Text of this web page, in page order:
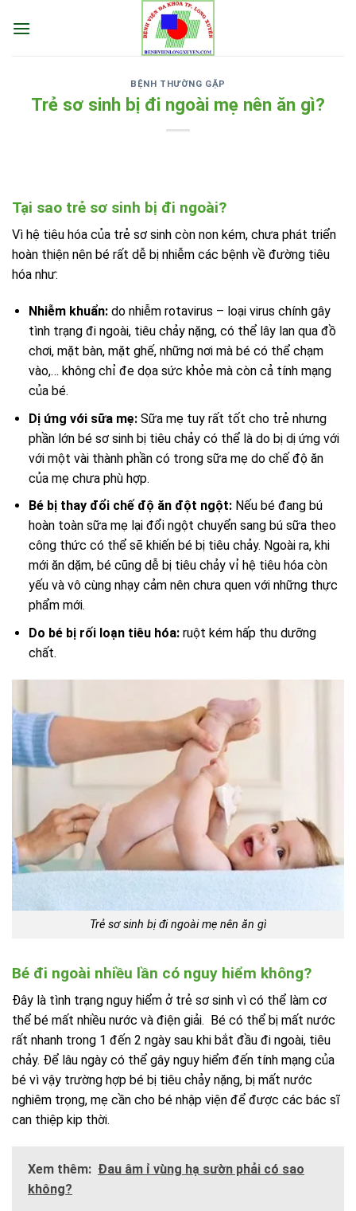
BỆNH THƯỜNG GẶP
Trẻ sơ sinh bị đi ngoài mẹ nên ăn gì?
Tại sao trẻ sơ sinh bị đi ngoài?
Vì hệ tiêu hóa của trẻ sơ sinh còn non kém, chưa phát triển
hoàn thiện nên bé rất dễ bị nhiễm các bệnh về đường tiêu
hóa như:
Nhiễm khuẩn:do nhiễm rotavirus – loại virus chính gây
tình trạng đi ngoài, tiêu chảy nặng, có thể lây lan qua đồ
chơi, mặt bàn, mặt ghế, những nơi mà bé có thể chạm
vào,… không chỉ đe dọa sức khỏe mà còn cả tính mạng
của bé.
Dị ứng với sữa mẹ:Sữa mẹ tuy rất tốt cho trẻ nhưng
phần lớn bé sơ sinh bị tiêu chảy có thể là do bị dị ứng với
với một vài thành phần có trong sữa mẹ do chế độ ăn
của mẹ chưa phù hợp.
Bé bị thay đổi chế độ ăn đột ngột:Nếu bé đang bú
hoàn toàn sữa mẹ lại đổi ngột chuyển sang bú sữa theo
công thức có thể sẽ khiến bé bị tiêu chảy. Ngoài ra, khi
mới ăn dặm, bé cũng dễ bị tiêu chảy vỉ hệ tiêu hóa còn
yếu và vô cùng nhạy cảm nên chưa quen với những thực
phẩm mới.
Do bé bị rối loạn tiêu hóa:ruột kém hấp thu dưỡng
chất.
Trẻ sơ sinh bị đi ngoài mẹ nên ăn gì
Bé đi ngoài nhiều lần có nguy hiểm không?
Đây là tình trạng nguy hiểm ở trẻ sơ sinh vì có thể làm cơ
thể bé mất nhiều nước và điện giải. Bé có thể bị mất nước
rất nhanh trong 1 đến 2 ngày sau khi bắt đầu đi ngoài, tiêu
chảy. Để lâu ngày có thể gây nguy hiểm đến tính mạng của
bé vì vậy trường hợp bé bị tiêu chảy nặng, bị mất nước
nghiêm trọng, mẹ cần cho bé nhập viện để được các bác sĩ
can thiệp kip thời.
Xem thêm: Đau âm ỉ vùng hạ sườn phải có sao
không?